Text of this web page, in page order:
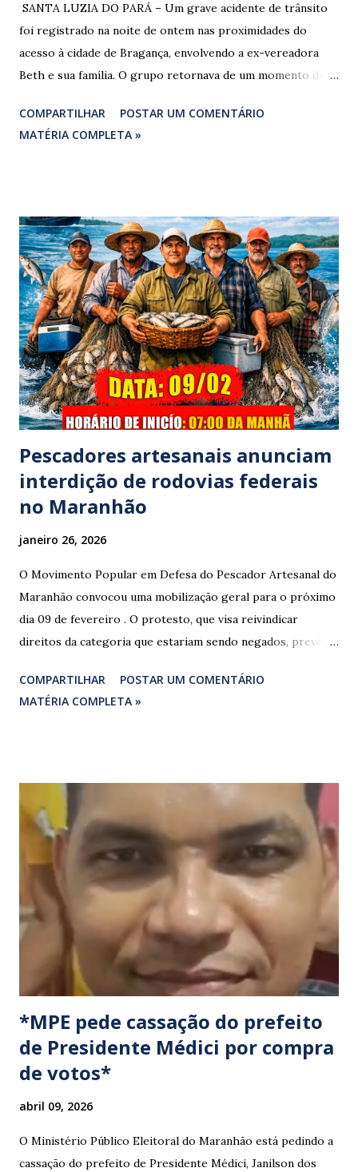
​ SANTA LUZIA DO PARÁ – Um grave acidente de trânsito
foi registrado na noite de ontem nas proximidades do
acesso à cidade de Bragança, envolvendo a ex-vereadora
Beth e sua família. O grupo retornava de um momento de
vereadora e irmão dos ex-vereadores de Bragança, Mauro
Rodrigues e Zeca Rodrigues , estava voltando do
família foi atingido por uma caminhonete. O condutor da
mesma apresentava sinais visíveis de embriaguez, e
diversas latas de bebidas alcoólicas foram avistadas no
interior do veículo. O motorista, identificado por
moradores locais como irmão do vereador "Neguinho do
Coco", de Santa Luzia do Pará, evadiu-se do local sem
prestar assistência às vítimas. ​Atendimento e Danos ​A
Polícia Rodoviária Federal (PRF) foi acionada para atender a
ocorrênc...
COMPARTILHAR
POSTAR UM COMENTÁRIO
MATÉRIA COMPLETA »
Pescadores artesanais anunciam
interdição de rodovias federais
no Maranhão
janeiro 26, 2026
O Movimento Popular em Defesa do Pescador Artesanal do
Maranhão convocou uma mobilização geral para o próximo
dia 09 de fevereiro . O protesto, que visa reivindicar
direitos da categoria que estariam sendo negados, prevê o
federais que cortam o estado. ​As interdições estão
programadas para começar às 07:00 da manhã e, segundo
manifestação busca chamar a atenção das autoridades para
a pauta da pesca artesanal maranhense, exigindo o
cumprimento de garantias e assistência aos trabalhadores
do setor. Motoristas que planejam trafegar por essas
regiões na data devem estar atentos a possíveis
congestionamentos e atrasos.
COMPARTILHAR
POSTAR UM COMENTÁRIO
MATÉRIA COMPLETA »
*MPE pede cassação do prefeito
de Presidente Médici por compra
de votos*
abril 09, 2026
O Ministério Público Eleitoral do Maranhão está pedindo a
cassação do prefeito de Presidente Médici, Janilson dos